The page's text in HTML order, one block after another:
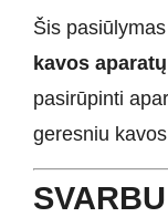
Šis
kavos
pasirūpinti
geresniu